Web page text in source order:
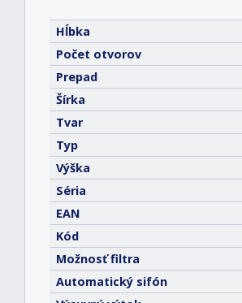
Hĺbka
Počet otvorov
Prepad
Šírka
Tvar
Typ
Výška
Séria
EAN
Kód
Možnosť filtra
Automatický sifón